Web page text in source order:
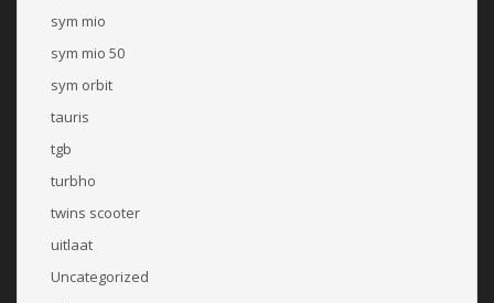
sym mio
sym mio 50
sym orbit
tauris
tgb
turbho
twins scooter
uitlaat
Uncategorized